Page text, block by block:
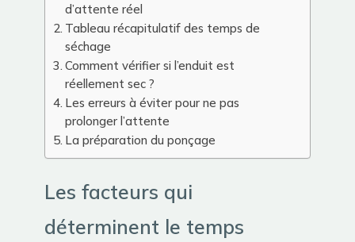
d’attente réel
Tableau récapitulatif des temps de
séchage
Comment vérifier si l’enduit est
réellement sec ?
Les erreurs à éviter pour ne pas
prolonger l’attente
La préparation du ponçage
Les facteurs qui
déterminent le temps